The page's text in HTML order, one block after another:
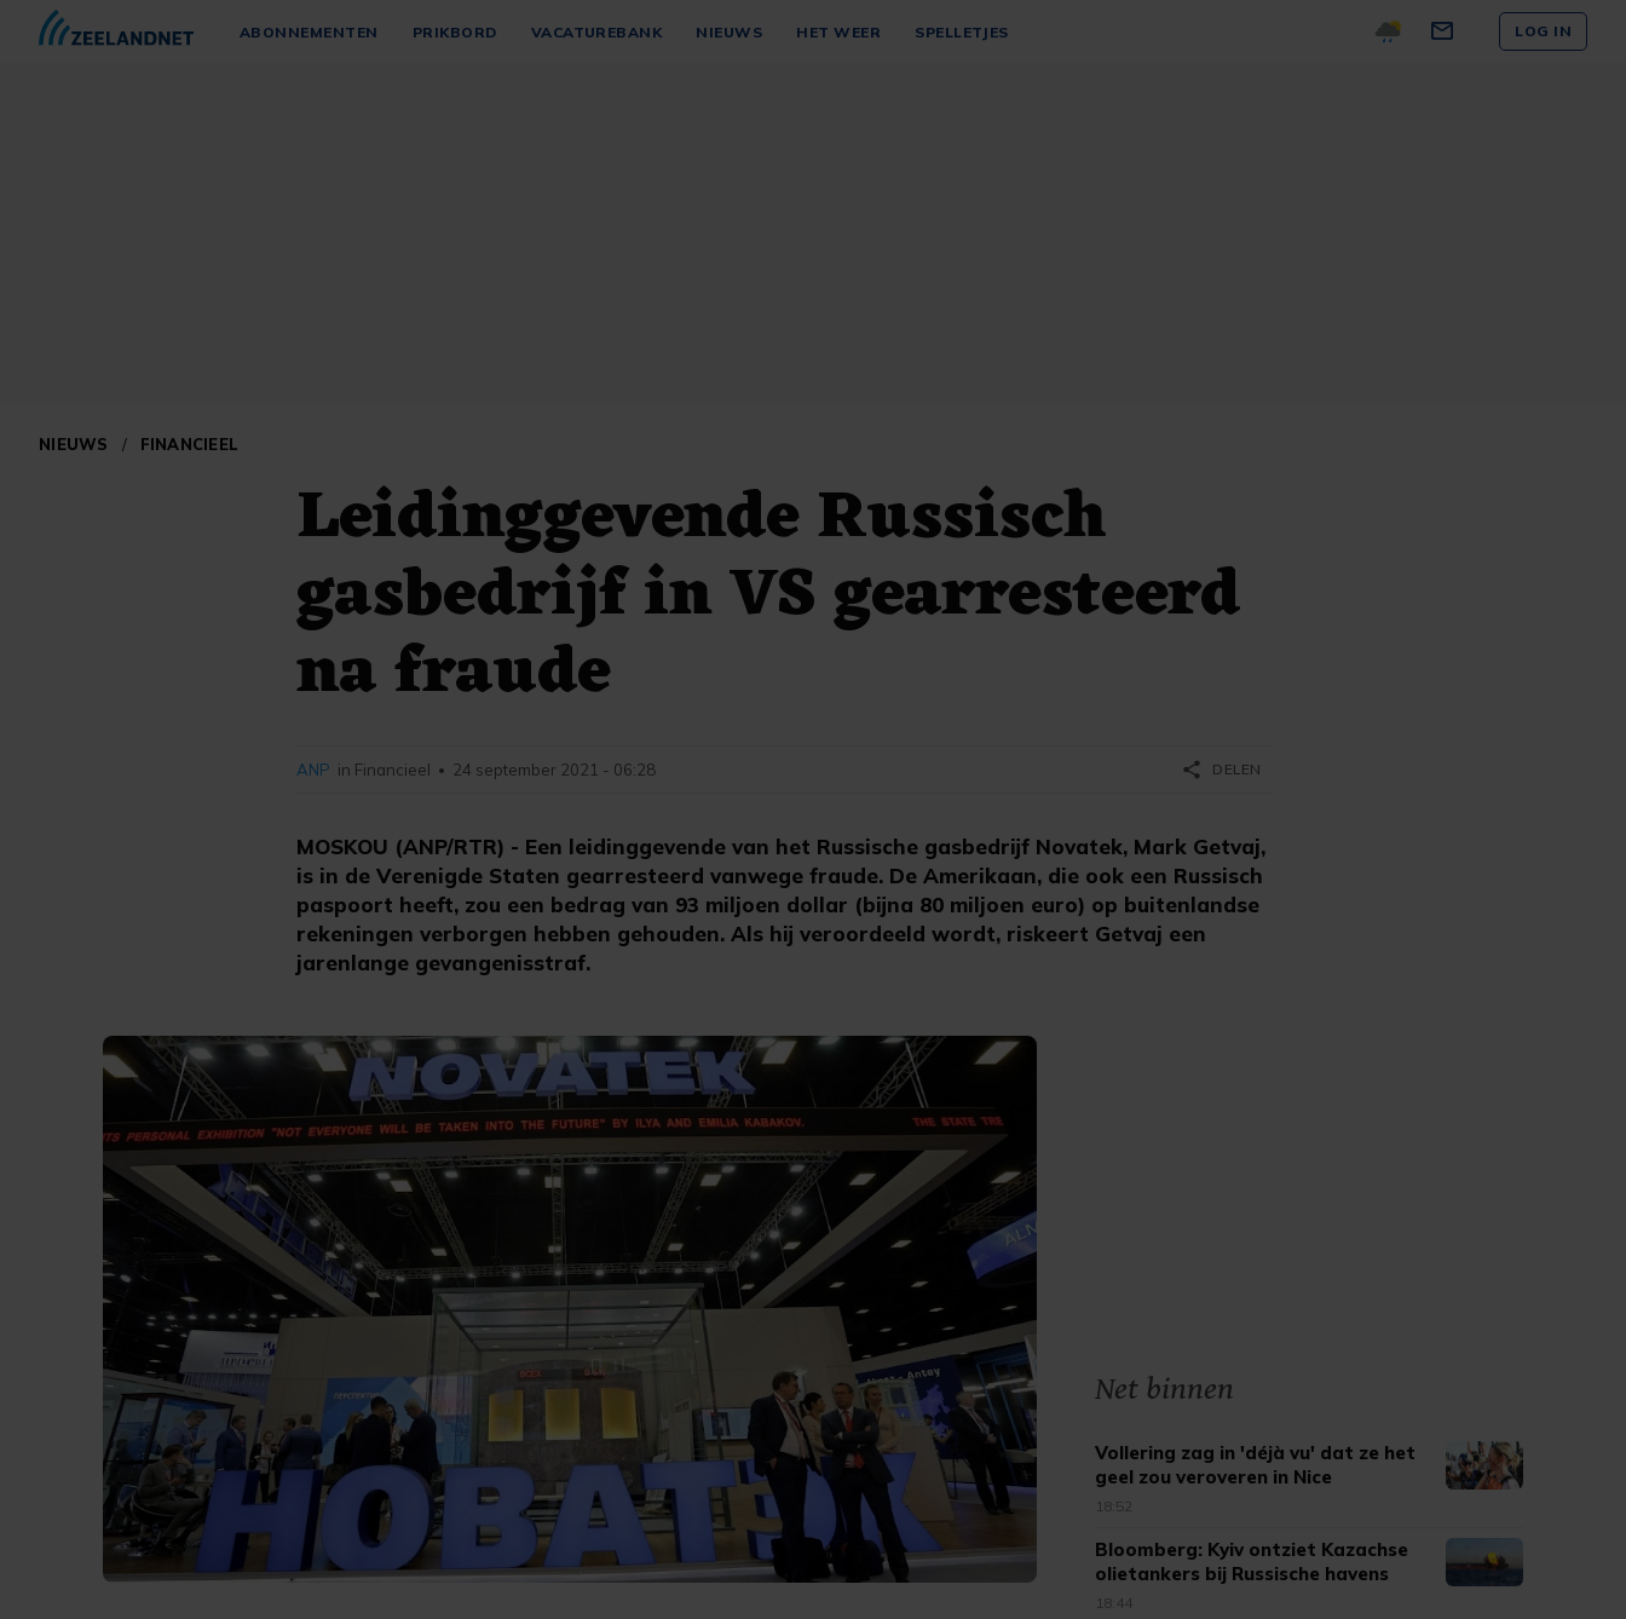
ABONNEMENTEN PRIKBORD VACATUREBANK NIEUWS HET WEER SPELLETJES LOG IN
NIEUWS / FINANCIEEL
Leidinggevende Russisch
gasbedrijf in VS gearresteerd
na fraude
MOSKOU (ANP/RTR) - Een leidinggevende van het Russische gasbedrijf Novatek, Mark Getvaj,
is in de Verenigde Staten gearresteerd vanwege fraude. De Amerikaan, die ook een Russisch
paspoort heeft, zou een bedrag van 93 miljoen dollar (bijna 80 miljoen euro) op buitenlandse
rekeningen verborgen hebben gehouden. Als hij veroordeeld wordt, riskeert Getvaj een
jarenlange gevangenisstraf.
ANP in Financieel • 24 september 2021 - 06:28 share DELEN
Net binnen
Vollering zag in 'déjà vu' dat ze het
geel zou veroveren in Nice
18:52
Bloomberg: Kyiv ontziet Kazachse
olietankers bij Russische havens
18:44